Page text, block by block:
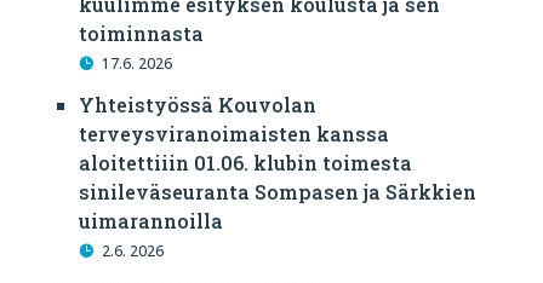
toiminnasta
17.6. 2026
Yhteistyössä Kouvolan
terveysviranoimaisten kanssa
aloitettiiin 01.06. klubin toimesta
sinileväseuranta Sompasen ja Särkkien
uimarannoilla
2.6. 2026